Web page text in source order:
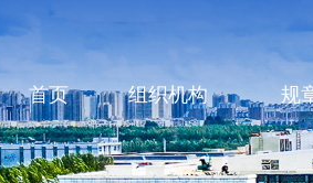
首页 组织机构 规